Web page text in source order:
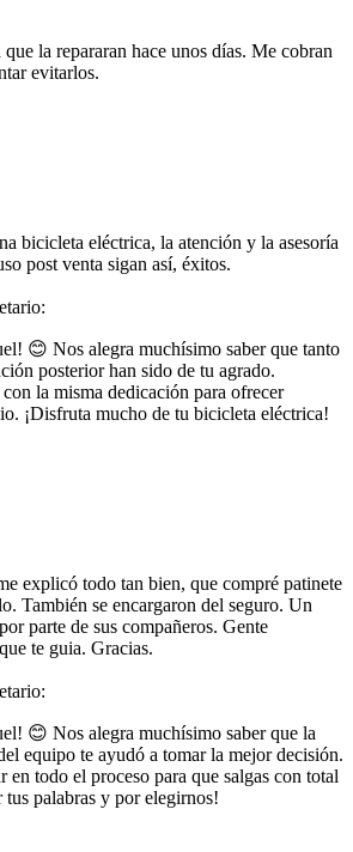
la repararan hace unos días. Me cobran
evitarlos.
bicicleta eléctrica, la atención y la asesoría
post venta sigan así, éxitos.
😊 Nos alegra muchísimo saber que tanto
posterior han sido de tu agrado.
la misma dedicación para ofrecer
¡Disfruta mucho de tu bicicleta eléctrica!
explicó todo tan bien, que compré patinete
También se encargaron del seguro. Un
parte de sus compañeros. Gente
te guia. Gracias.
😊 Nos alegra muchísimo saber que la
equipo te ayudó a tomar la mejor decisión.
en todo el proceso para que salgas con total
tus palabras y por elegirnos!